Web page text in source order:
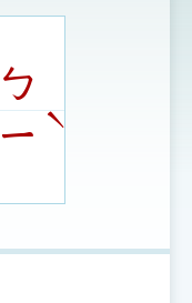
示
ㄅ
ㄧˋ